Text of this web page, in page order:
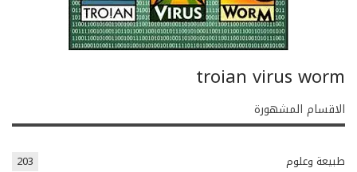
troian virus worm
الاقسام المشهورة
طبيعة وعلوم
203